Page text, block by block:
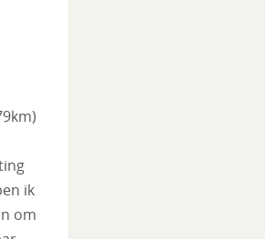
ik
om